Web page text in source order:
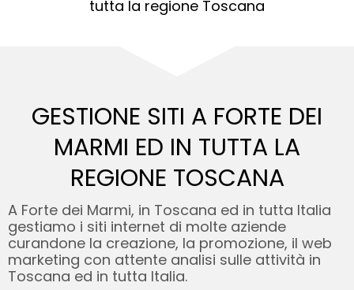
tutta la regione Toscana
GESTIONE SITI A FORTE DEI
MARMI ED IN TUTTA LA
REGIONE TOSCANA
A Forte dei Marmi, in Toscana ed in tutta Italia
gestiamo i siti internet di molte aziende
curandone la creazione, la promozione, il web
marketing con attente analisi sulle attività in
Toscana ed in tutta Italia.